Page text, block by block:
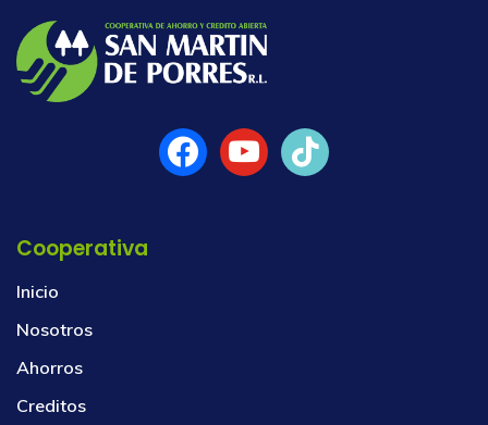
Cooperativa
Inicio
Nosotros
Ahorros
Creditos